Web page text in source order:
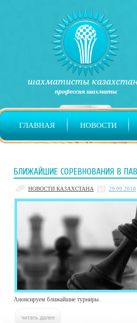
ГЛАВНАЯ НОВОСТИ
БЛИЖАЙШИЕ СОРЕВНОВАНИЯ В
НОВОСТИ КАЗАХСТАНА 29.09.2018
Анонсируем ближайшие турниры.